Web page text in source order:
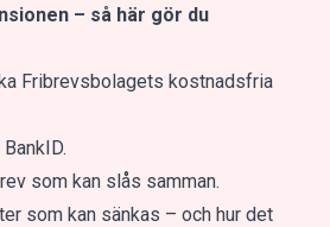
– så här gör du
Fribrevsbolagets kostnadsfria
som kan slås samman.
som kan sänkas – och hur det